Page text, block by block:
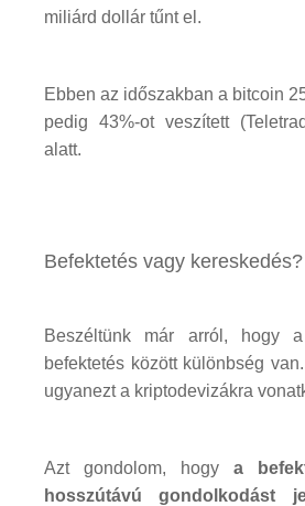
miliárd dollár tűnt el.
Ebben az időszakban a bitcoin
pedig 43%-ot veszített
alatt.
Befektetés vagy kereskedés?
Beszéltünk már arról, hogy
befektetés között különbség
ugyanezt a kriptodevizákra
Azt gondolom, hogy a
hosszútávú gondolkodást